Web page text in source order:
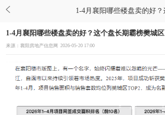
1-4月襄阳哪些楼盘卖的好？这个盘长期霸榜樊城区
来源：襄阳房地产信息网 2026-05-20 17:00